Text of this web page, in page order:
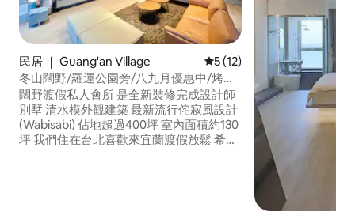
民居 ｜ Guang'an Village 平均评分 5 分（满分 5 分）
5 (12)
冬山闊野/羅運公園旁/八九月優惠中/烤肉/
電麻/最新款飛鏢機Switch/整套廚房KTV
最多30人
闊野渡假私人會所 是全新裝修完成設計師
別墅 清水模外觀建築 最新流行侘寂風設計
(Wabisabi) 佔地超過400坪 室內面積約130
坪 我們住在台北喜歡來宜蘭渡假放鬆 希望